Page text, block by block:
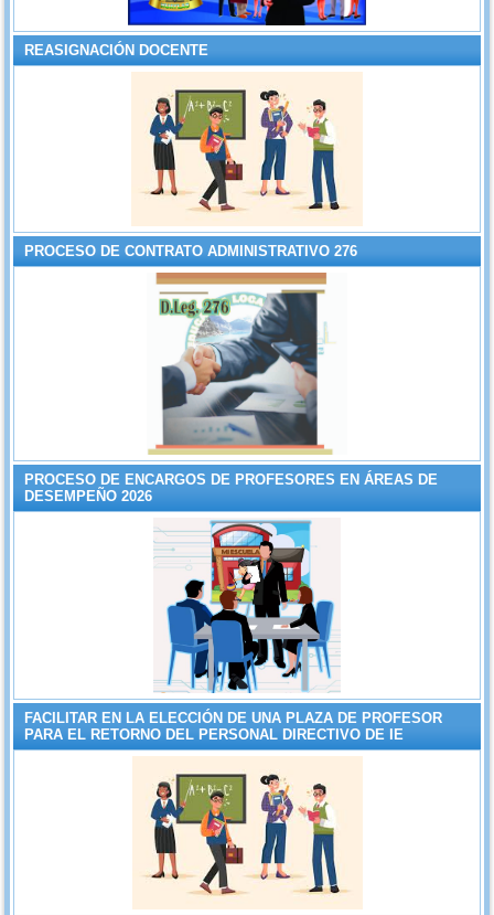
REASIGNACIÓN DOCENTE
PROCESO DE CONTRATO ADMINISTRATIVO 276
PROCESO DE ENCARGOS DE PROFESORES EN ÁREAS DE
DESEMPEÑO 2026
FACILITAR EN LA ELECCIÓN DE UNA PLAZA DE PROFESOR
PARA EL RETORNO DEL PERSONAL DIRECTIVO DE IE